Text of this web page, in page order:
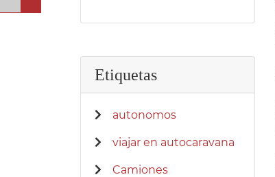
Etiquetas
autonomos
viajar en autocaravana
Camiones